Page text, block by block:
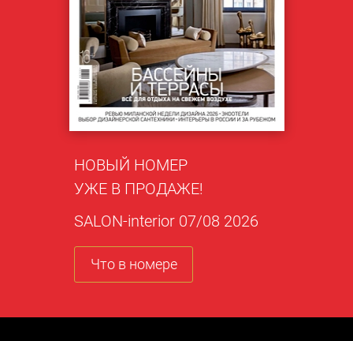
НОВЫЙ НОМЕР
УЖЕ В ПРОДАЖЕ!
SALON-interior 07/08 2026
Что в номере